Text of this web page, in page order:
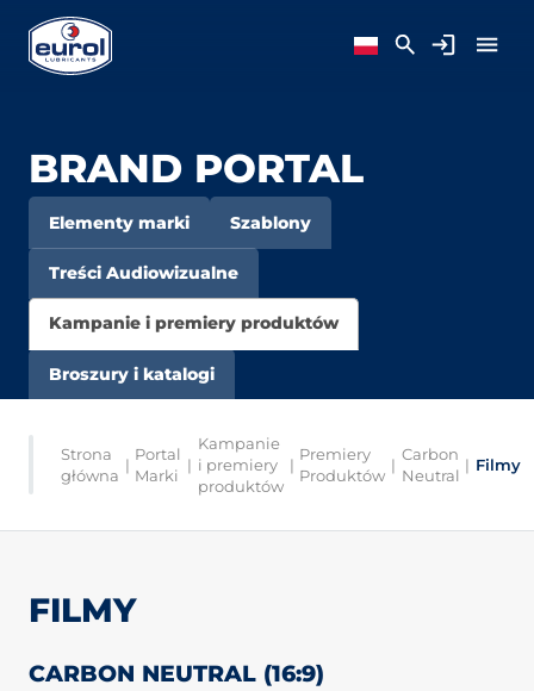
BRAND PORTAL
Elementy marki Szablony
Treści Audiowizualne
Kampanie i premiery produktów
Broszury i katalogi
Strona
główna
|
Portal
Marki
|
Kampanie
i premiery
produktów
|
Premiery
Produktów
|
Carbon
Neutral
| Filmy
FILMY
CARBON NEUTRAL (16:9)